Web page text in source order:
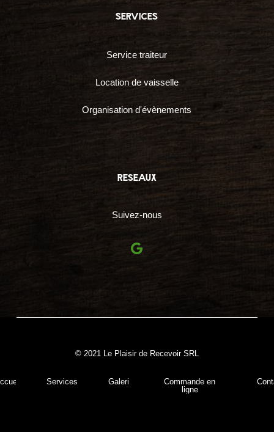
services
Service traiteur
Location de vaisselle
Organisation d'évènements
reseaux
Suivez-nous
© 2021 Le Plaisir de Recevoir SRL
Services Galerie
Commande en
ligne